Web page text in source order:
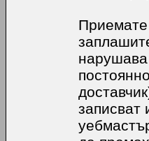
Приемате
записват